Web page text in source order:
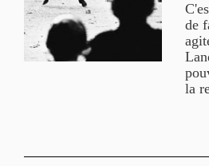
de
la